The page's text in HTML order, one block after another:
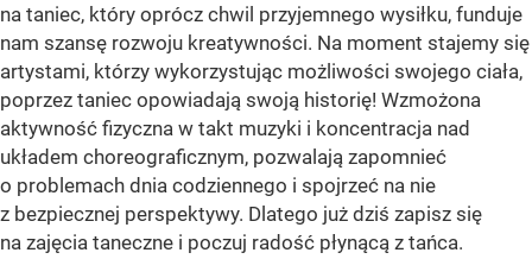
na taniec, który oprócz chwil przyjemnego wysiłku, funduje
nam szansę rozwoju kreatywności. Na moment stajemy się
artystami, którzy wykorzystując możliwości swojego ciała,
poprzez taniec opowiadają swoją historię! Wzmożona
aktywność fizyczna w takt muzyki i koncentracja nad
układem choreograficznym, pozwalają zapomnieć
o problemach dnia codziennego i spojrzeć na nie
z bezpiecznej perspektywy. Dlatego już dziś zapisz się
na zajęcia taneczne i poczuj radość płynącą z tańca.